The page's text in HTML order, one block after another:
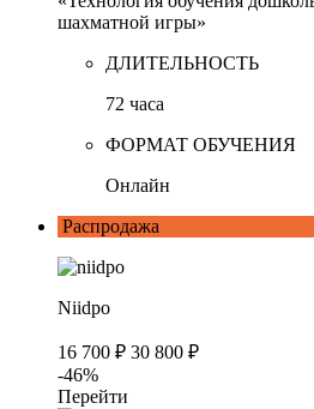
шахматной игры»
ДЛИТЕЛЬНОСТЬ
72 часа
ФОРМАТ ОБУЧЕНИЯ
Онлайн
Распродажа
Niidpo
16 700 ₽ 30 800 ₽
-46%
Перейти